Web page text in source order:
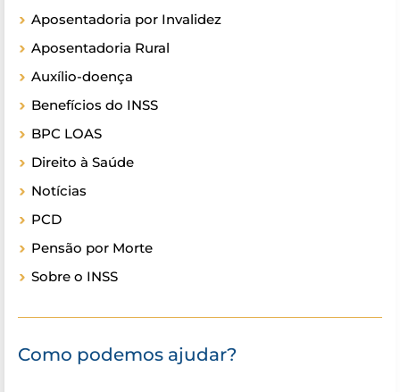
Aposentadoria por Invalidez
Aposentadoria Rural
Auxílio-doença
Benefícios do INSS
BPC LOAS
Direito à Saúde
Notícias
PCD
Pensão por Morte
Sobre o INSS
Como podemos ajudar?